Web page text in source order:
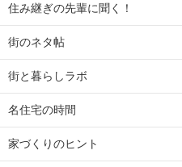
住み継ぎの先輩に聞く！
街のネタ帖
街と暮らしラボ
名住宅の時間
家づくりのヒント